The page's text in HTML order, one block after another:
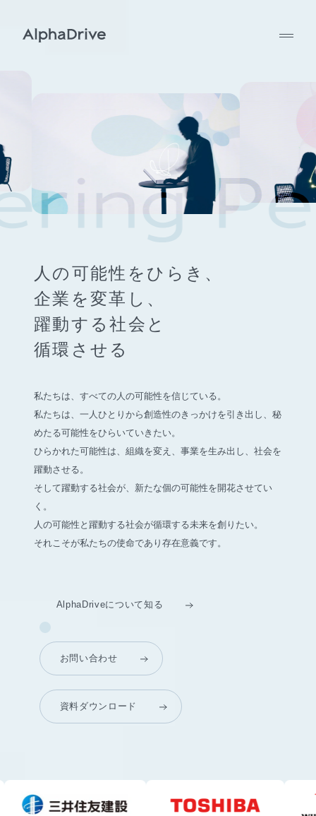
人の可能性をひらき、
企業を変革し、
躍動する社会と
循環させる
私たちは、すべての人の可能性を信じている。
私たちは、一人ひとりから創造性のきっかけを引き出し、 秘
めたる可能性をひらいていきたい。
ひらかれた可能性は、組織を変え、事業を生み出し、社会を
躍動させる。
そして躍動する社会が、新たな個の可能性を開花させてい
く。
人の可能性と躍動する社会が循環する未来を創りたい。
それこそが私たちの使命であり存在意義です。
AlphaDriveについて知る
お問い合わせ
資料ダウンロード